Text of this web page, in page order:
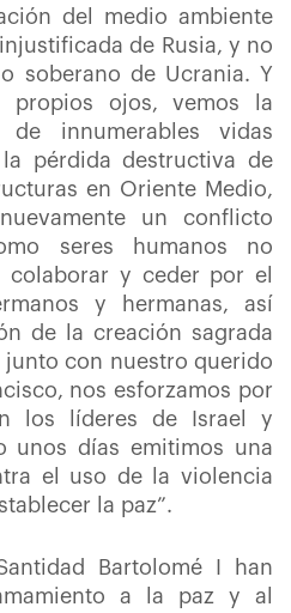
del medio ambiente
de Rusia, y no
soberano de Ucrania. Y
propios ojos, vemos la
de innumerables vidas
pérdida destructiva de
en Oriente Medio,
un conflicto
seres humanos no
colaborar y ceder por el
y hermanas, así
de la creación sagrada
junto con nuestro querido
nos esforzamos por
los líderes de Israel y
unos días emitimos una
el uso de la violencia
la paz”.
Bartolomé I han
a la paz y al